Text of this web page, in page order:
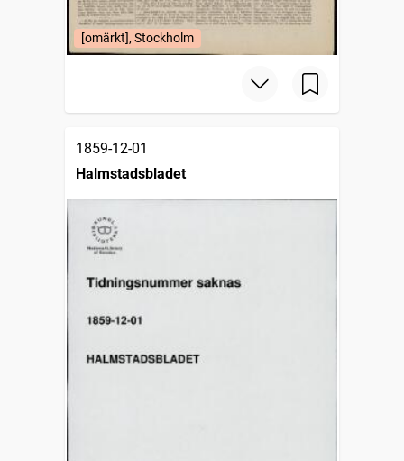
[omärkt], Stockholm
1859-12-01
Halmstadsbladet